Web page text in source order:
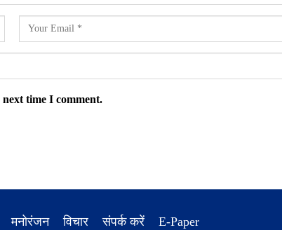
time I comment.
मनोरंजन विचार संपर्क करें E-Paper